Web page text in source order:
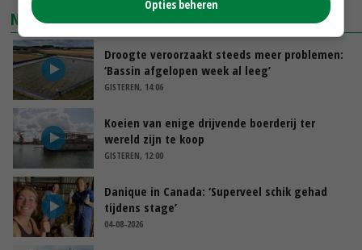
NIEUWSTE VIDEO'S
Droogte veroorzaakt steeds meer problemen:
‘Bassin afgelopen week al leeg’
GISTEREN, 14:06
Koeien van enige drijvende boerderij ter
wereld zijn te koop
GISTEREN, 12:00
Danique in Canada: ‘Superveel schik gehad
tijdens stage’
04-08-2026
Opties beheren